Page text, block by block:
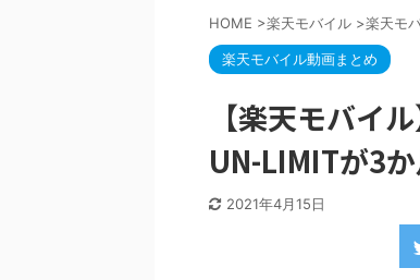
■キャンペーン概要三木谷社長の特
HOME >楽天モバイル >楽天モ
楽天モバイル動画まとめ
【楽天モバイ
UN-LIMITが3
2021年4月15日